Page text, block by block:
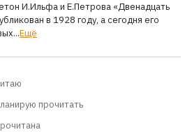
И.Ильфа и Е.Петрова «Двенадцать
в 1928 году, а сегодня его
Ещё
прочитать